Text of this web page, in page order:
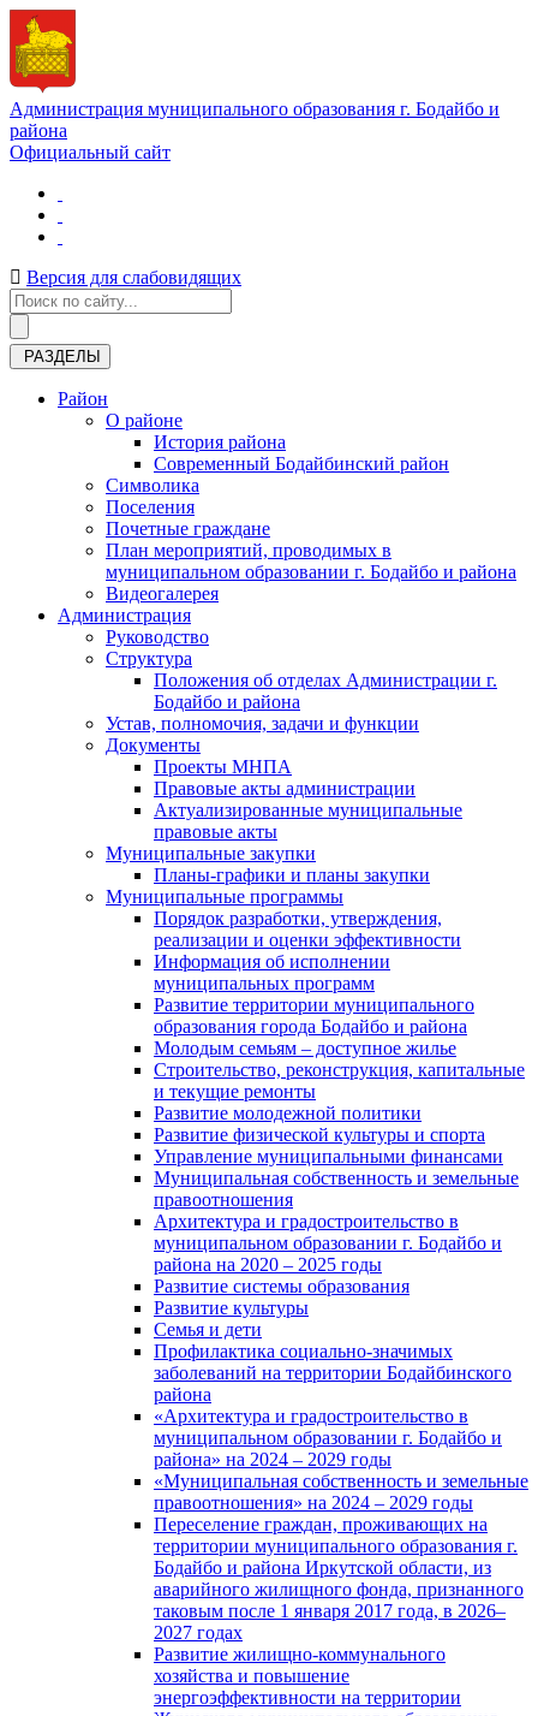
Администрация муниципального образования г. Бодайбо и
района
Официальный сайт
Версия для слабовидящих
РАЗДЕЛЫ
Район
О районе
История района
Современный Бодайбинский район
Символика
Поселения
Почетные граждане
План мероприятий, проводимых в
муниципальном образовании г. Бодайбо и района
Видеогалерея
Администрация
Руководство
Структура
Положения об отделах Администрации г.
Бодайбо и района
Устав, полномочия, задачи и функции
Документы
Проекты МНПА
Правовые акты администрации
Актуализированные муниципальные
правовые акты
Муниципальные закупки
Планы-графики и планы закупки
Муниципальные программы
Порядок разработки, утверждения,
реализации и оценки эффективности
Информация об исполнении
муниципальных программ
Развитие территории муниципального
образования города Бодайбо и района
Молодым семьям – доступное жилье
Строительство, реконструкция, капитальные
и текущие ремонты
Развитие молодежной политики
Развитие физической культуры и спорта
Управление муниципальными финансами
Муниципальная собственность и земельные
правоотношения
Архитектура и градостроительство в
муниципальном образовании г. Бодайбо и
района на 2020 – 2025 годы
Развитие системы образования
Развитие культуры
Семья и дети
Профилактика социально-значимых
заболеваний на территории Бодайбинского
района
«Архитектура и градостроительство в
муниципальном образовании г. Бодайбо и
района» на 2024 – 2029 годы
«Муниципальная собственность и земельные
правоотношения» на 2024 – 2029 годы
Переселение граждан, проживающих на
территории муниципального образования г.
Бодайбо и района Иркутской области, из
аварийного жилищного фонда, признанного
таковым после 1 января 2017 года, в 2026–
2027 годах
Развитие жилищно-коммунального
хозяйства и повышение
энергоэффективности на территории